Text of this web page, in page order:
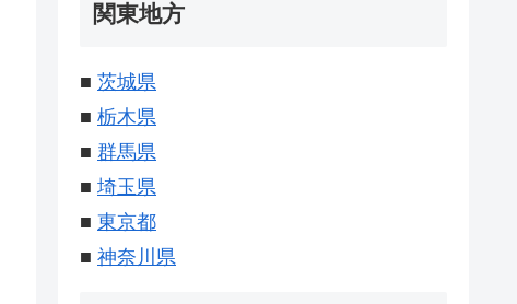
関東地方
■ 茨城県
■ 栃木県
■ 群馬県
■ 埼玉県
■ 東京都
■ 神奈川県